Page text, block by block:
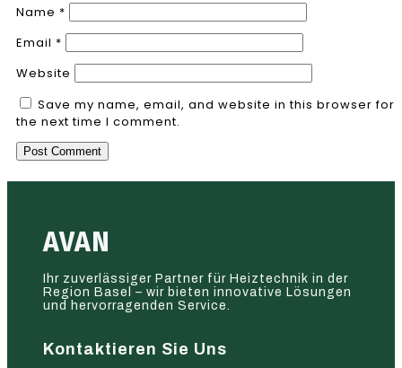
Name *
Email *
Website
Save my name, email, and website in this browser for
the next time I comment.
AVAN
Ihr zuverlässiger Partner für Heiztechnik in der
Region Basel – wir bieten innovative Lösungen
und hervorragenden Service.
Kontaktieren Sie Uns